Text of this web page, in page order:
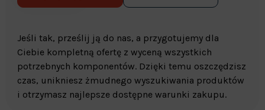
Jeśli tak, prześlij ją do nas, a przygotujemy dla
Ciebie kompletną ofertę z wyceną wszystkich
potrzebnych komponentów. Dzięki temu oszczędzisz
czas, unikniesz żmudnego wyszukiwania produktów
i otrzymasz najlepsze dostępne warunki zakupu.